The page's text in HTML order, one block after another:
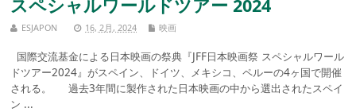
スペシャルワールドツアー 2024
ESJAPON 16, 2月, 2024 映画
国際交流基金による日本映画の祭典『JFF日本映画祭 スペシャルワール
ドツアー2024』がスペイン、ドイツ、メキシコ、ペルーの4ヶ国で開催
される。 過去3年間に製作された日本映画の中から選出されたスペイ
ン ...